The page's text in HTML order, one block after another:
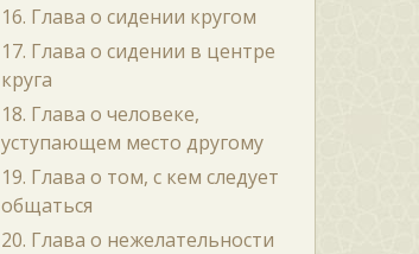
16. Глава о сидении кругом
17. Глава о сидении в центре
круга
18. Глава о человеке,
уступающем место другому
19. Глава о том, с кем следует
общаться
20. Глава о нежелательности